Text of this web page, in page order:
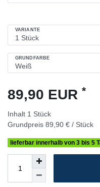
VARIANTE
GRUNDFARBE
89,90 EUR *
Inhalt 1 Stück
Grundpreis 89,90 € / Stück
lieferbar innerhalb von 3 bis 5